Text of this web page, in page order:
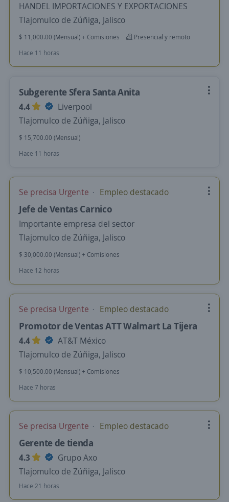
HANDEL IMPORTACIONES Y EXPORTACIONES
Tlajomulco de Zúñiga, Jalisco
$ 11,000.00 (Mensual) + Comisiones
Presencial y remoto
Hace 11 horas
Subgerente Sfera Santa Anita
4.4
Liverpool
Tlajomulco de Zúñiga, Jalisco
$ 15,700.00 (Mensual)
Hace 11 horas
Se precisa Urgente Empleo destacado
Jefe de Ventas Carnico
Importante empresa del sector
Tlajomulco de Zúñiga, Jalisco
$ 30,000.00 (Mensual) + Comisiones
Hace 12 horas
Se precisa Urgente Empleo destacado
Promotor de Ventas ATT Walmart La Tijera
4.4
AT&T México
Tlajomulco de Zúñiga, Jalisco
$ 10,500.00 (Mensual) + Comisiones
Hace 7 horas
Se precisa Urgente Empleo destacado
Gerente de tienda
4.3
Grupo Axo
Tlajomulco de Zúñiga, Jalisco
Hace 21 horas